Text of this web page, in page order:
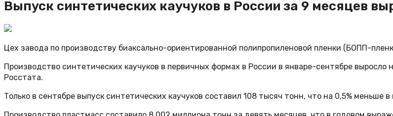
Выпуск синтетических каучуков в России за 9 месяцев
Цех завода по производству биаксально-ориентированной полипропиленовой пленки (БОПП-
Производство синтетических каучуков в первичных формах в России в январе-сентябре
Росстата.
Только в сентябре выпуск синтетических каучуков составил 108 тысяч тонн, что на 0,5% меньше